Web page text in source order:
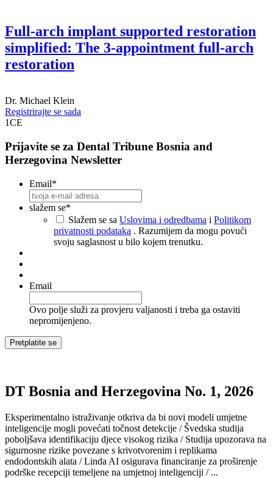
Full-arch implant supported restoration
simplified: The 3-appointment full-arch
restoration
Dr. Michael Klein
Registrirajte se sada
1CE
Prijavite se za Dental Tribune Bosnia and
Herzegovina Newsletter
Email*
slažem se*
Slažem se sa Uslovima i odredbama i Politikom
privatnosti podataka . Razumijem da mogu povući
svoju saglasnost u bilo kojem trenutku.
Email
Ovo polje služi za provjeru valjanosti i treba ga ostaviti
nepromijenjeno.
DT Bosnia and Herzegovina No. 1, 2026
Eksperimentalno istraživanje otkriva da bi novi modeli umjetne
inteligencije mogli povećati točnost detekcije / Švedska studija
poboljšava identifikaciju djece visokog rizika / Studija upozorava na
sigurnosne rizike povezane s krivotvorenim i replikama
endodontskih alata / Linda AI osigurava financiranje za proširenje
podrške recepciji temeljene na umjetnoj inteligenciji / ...